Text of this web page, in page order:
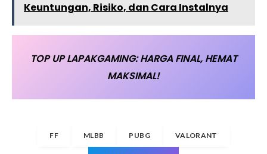
Keuntungan, Risiko, dan Cara Instalnya
TOP UP LAPAKGAMING: HARGA FINAL, HEMAT
MAKSIMAL!
FF MLBB PUBG VALORANT